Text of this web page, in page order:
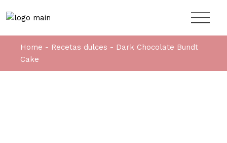
Home Recetas dulces
Dark Chocolate Bundt
Cake